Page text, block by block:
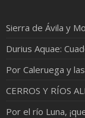
Sierra de Ávila y
Durius Aquae:
Por Caleruega y
CERROS Y RÍOS
Por el río Luna,